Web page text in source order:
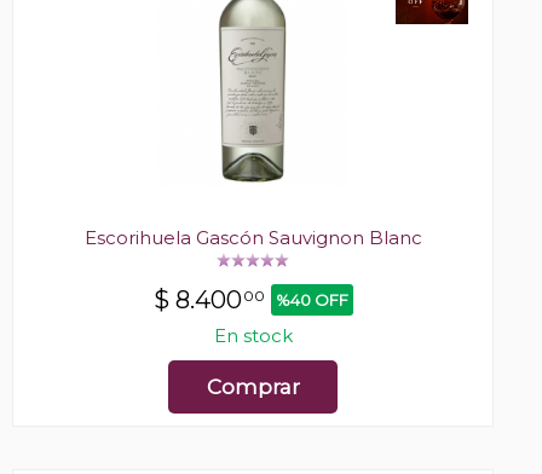
Escorihuela Gascón Sauvignon Blanc
$ 8.40000 %40 OFF
En stock
Comprar